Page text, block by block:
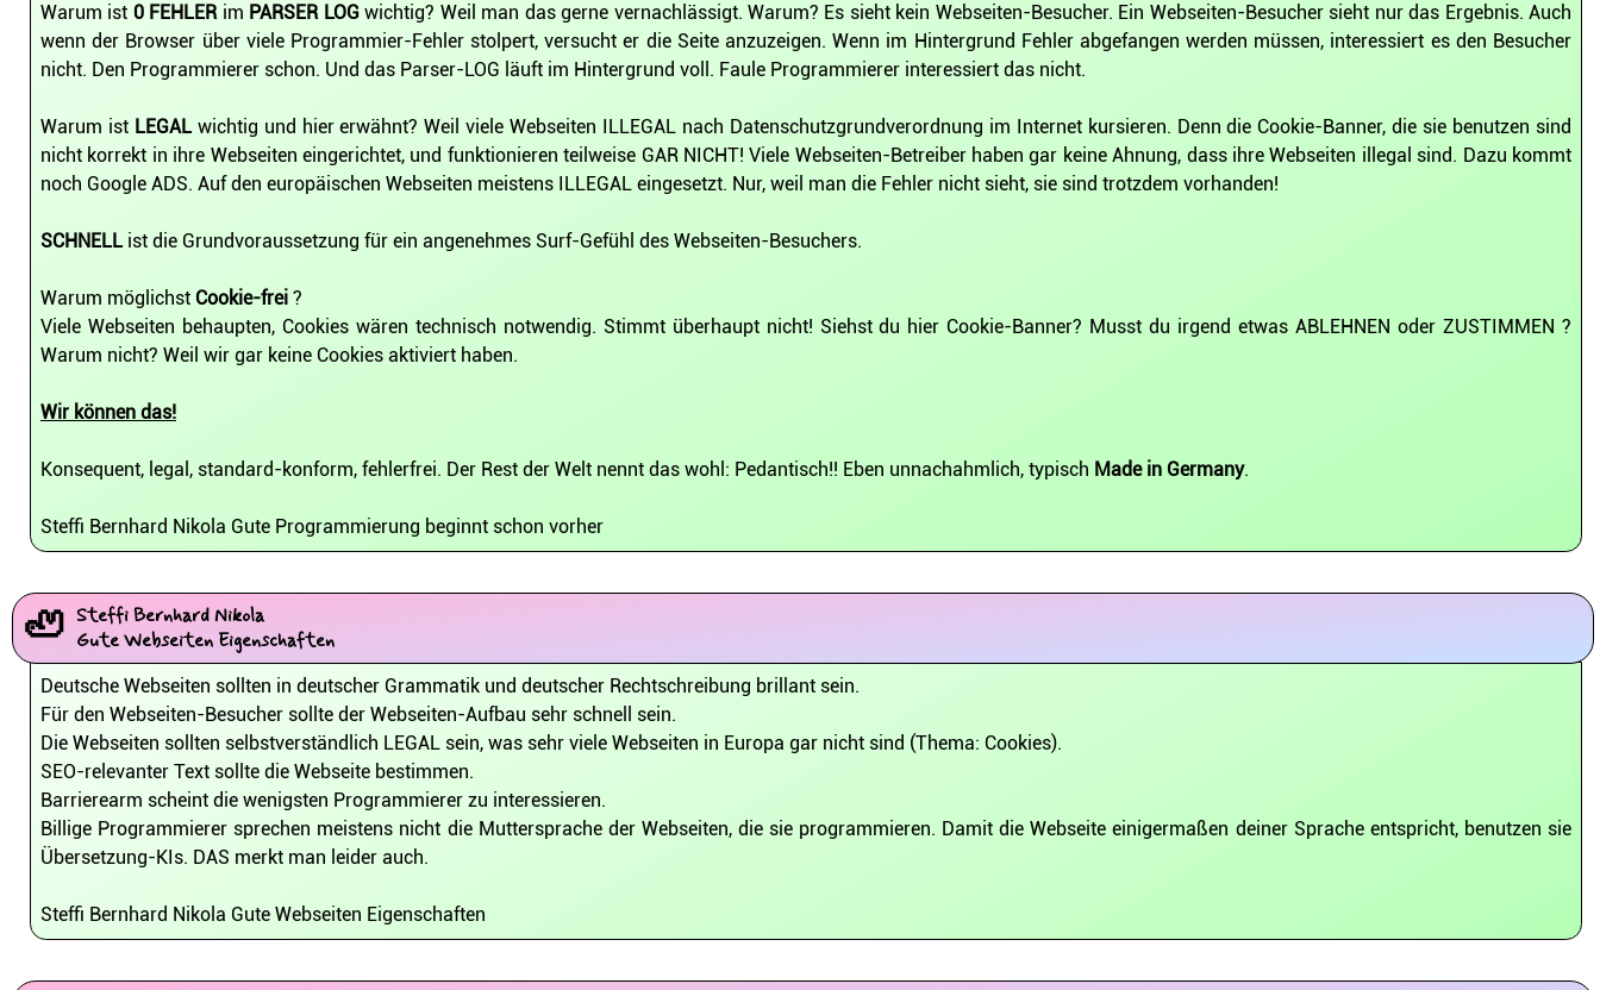
Warum ist 0 FEHLERim PARSER LOGwichtig? Weil man das gerne vernachlässigt. Warum? Es sieht kein Webseiten-Besucher. Ein Webseiten-Besucher sieht nur das Ergebnis. Auch
wenn der Browser über viele Programmier-Fehler stolpert, versucht er die Seite anzuzeigen. Wenn im Hintergrund Fehler abgefangen werden müssen, interessiert es den Besucher
nicht. Den Programmierer schon. Und das Parser-LOG läuft im Hintergrund voll. Faule Programmierer interessiert das nicht.
Warum ist LEGALwichtig und hier erwähnt? Weil viele Webseiten ILLEGAL nach Datenschutzgrundverordnung im Internet kursieren. Denn die Cookie-Banner, die sie benutzen sind
nicht korrekt in ihre Webseiten eingerichtet, und funktionieren teilweise GAR NICHT! Viele Webseiten-Betreiber haben gar keine Ahnung, dass ihre Webseiten illegal sind. Dazu kommt
noch Google ADS. Auf den europäischen Webseiten meistens ILLEGAL eingesetzt. Nur, weil man die Fehler nicht sieht, sie sind trotzdem vorhanden!
SCHNELL ist die Grundvoraussetzung für ein angenehmes Surf-Gefühl des Webseiten-Besuchers.
Warum möglichst Cookie-frei ?
Viele Webseiten behaupten, Cookies wären technisch notwendig. Stimmt überhaupt nicht! Siehst du hier Cookie-Banner? Musst du irgend etwas ABLEHNEN oder ZUSTIMMEN ?
Warum nicht? Weil wir gar keine Cookies aktiviert haben.
Wir können das!
Konsequent, legal, standard-konform, fehlerfrei. Der Rest der Welt nennt das wohl: Pedantisch!! Eben unnachahmlich, typisch Made in Germany.
Steffi Bernhard Nikola Gute Programmierung beginnt schon vorher
🦥 Steffi Bernhard Nikola
Gute Webseiten Eigenschaften
Deutsche Webseiten sollten in deutscher Grammatik und deutscher Rechtschreibung brillant sein.
Für den Webseiten-Besucher sollte der Webseiten-Aufbau sehr schnell sein.
Die Webseiten sollten selbstverständlich LEGAL sein, was sehr viele Webseiten in Europa gar nicht sind (Thema: Cookies).
SEO-relevanter Text sollte die Webseite bestimmen.
Barrierearm scheint die wenigsten Programmierer zu interessieren.
Billige Programmierer sprechen meistens nicht die Muttersprache der Webseiten, die sie programmieren. Damit die Webseite einigermaßen deiner Sprache entspricht, benutzen sie
Übersetzung-KIs. DAS merkt man leider auch.
Steffi Bernhard Nikola Gute Webseiten Eigenschaften